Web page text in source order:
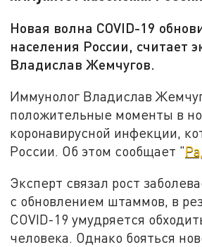
Новая волна COVID-19
населения России, считает
Владислав Жемчугов.
Иммунолог Владислав
положительные моменты в
коронавирусной инфекции,
России. Об этом сообщает "
Эксперт связал рост
с обновлением штаммов, в
COVID-19 умудряется
человека. Однако бояться